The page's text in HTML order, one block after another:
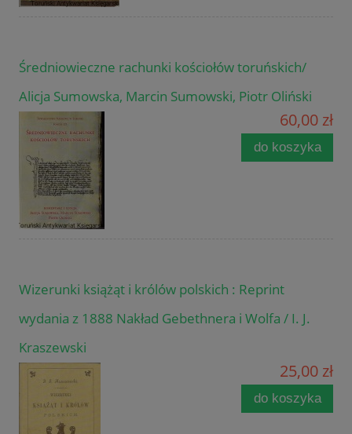
Średniowieczne rachunki kościołów toruńskich/
Alicja Sumowska, Marcin Sumowski, Piotr Oliński
60,00 zł
do koszyka
Wizerunki książąt i królów polskich : Reprint
wydania z 1888 Nakład Gebethnera i Wolfa / I. J.
Kraszewski
25,00 zł
do koszyka